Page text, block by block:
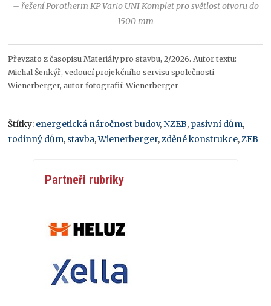
– řešení Porotherm KP Vario UNI Komplet pro světlost otvoru do
1500 mm
Převzato z časopisu Materiály pro stavbu, 2/2026. Autor textu:
Michal Šenkýř, vedoucí projekčního servisu společnosti
Wienerberger, autor fotografií: Wienerberger
Štítky: energetická náročnost budov, NZEB, pasivní dům,
rodinný dům, stavba,Wienerberger,zděné konstrukce,ZEB
Partneři rubriky